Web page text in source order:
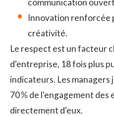
communication
Innovation renforcée
créativité.
Le respect est un facteur
d'entreprise, 18 fois plus
indicateurs. Les managers
70 % de l'engagement des
directement d'eux.